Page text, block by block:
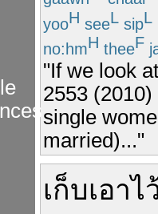
yooH seeL sipL
no:hmH theeF
"If we look
2553
single
married)..."
เก็บเอาไ